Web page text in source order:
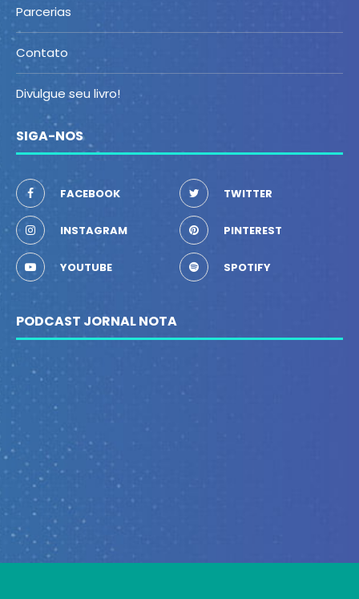
Parcerias
Contato
Divulgue seu livro!
SIGA-NOS
FACEBOOK TWITTER
INSTAGRAM PINTEREST
YOUTUBE SPOTIFY
PODCAST JORNAL NOTA